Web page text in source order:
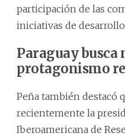
participación de las
iniciativas de
Paraguay busca
protagonismo
Peña también destacó
recientemente la
Iberoamericana de